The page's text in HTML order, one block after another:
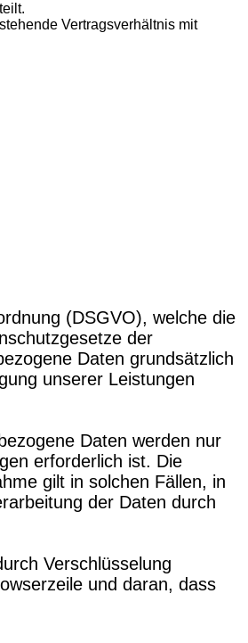
Vertragsverhältnis mit
(DSGVO), welche die
der
Daten grundsätzlich
unserer Leistungen
Daten werden nur
erforderlich ist. Die
gilt in solchen Fällen, in
der Daten durch
Verschlüsselung
und daran, dass